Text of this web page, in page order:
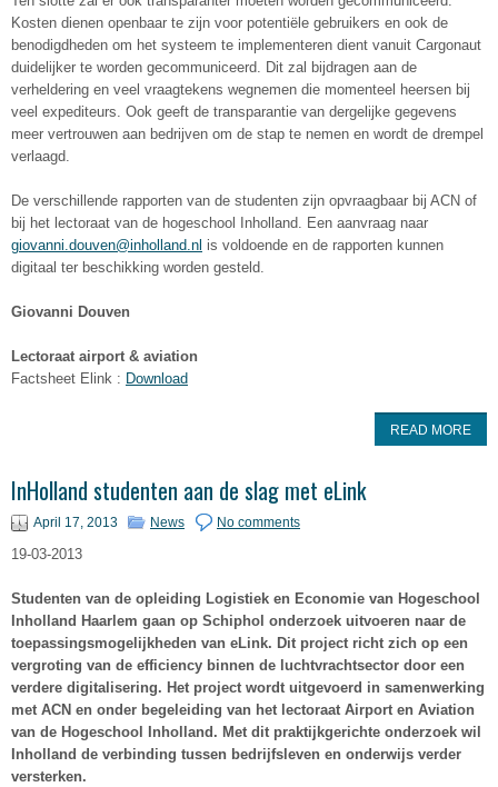
Kosten dienen openbaar te zijn voor potentiële gebruikers en ook de
benodigdheden om het systeem te implementeren dient vanuit Cargonaut
duidelijker te worden gecommuniceerd. Dit zal bijdragen aan de
verheldering en veel vraagtekens wegnemen die momenteel heersen bij
veel expediteurs. Ook geeft de transparantie van dergelijke gegevens
meer vertrouwen aan bedrijven om de stap te nemen en wordt de drempel
verlaagd.
De verschillende rapporten van de studenten zijn opvraagbaar bij ACN of
bij het lectoraat van de hogeschool Inholland. Een aanvraag naar
giovanni.douven@inholland.nl is voldoende en de rapporten kunnen
digitaal ter beschikking worden gesteld.
Giovanni Douven
Lectoraat airport & aviation
Factsheet Elink : Download
READ MORE
InHolland studenten aan de slag met eLink
April 17, 2013 News No comments
19-03-2013
Studenten van de opleiding Logistiek en Economie van Hogeschool
Inholland Haarlem gaan op Schiphol onderzoek uitvoeren naar de
toepassingsmogelijkheden van eLink. Dit project richt zich op een
vergroting van de efficiency binnen de luchtvrachtsector door een
verdere digitalisering. Het project wordt uitgevoerd in samenwerking
met ACN en onder begeleiding van het lectoraat Airport en Aviation
van de Hogeschool Inholland. Met dit praktijkgerichte onderzoek wil
Inholland de verbinding tussen bedrijfsleven en onderwijs verder
versterken.